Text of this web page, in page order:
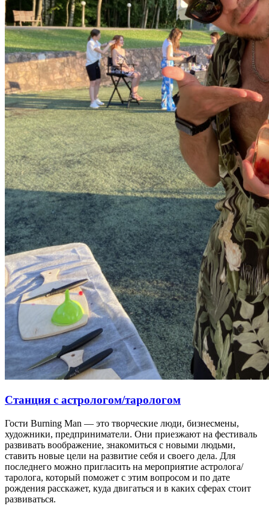
Станция с астрологом/тарологом
Гости Burning Man — это творческие люди, бизнесмены,
художники, предприниматели. Они приезжают на фестиваль
развивать воображение, знакомиться с новыми людьми,
ставить новые цели на развитие себя и своего дела. Для
последнего можно пригласить на мероприятие астролога/
таролога, который поможет с этим вопросом и по дате
рождения расскажет, куда двигаться и в каких сферах стоит
развиваться.